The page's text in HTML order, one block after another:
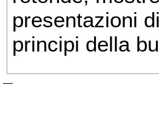
presentazioni
principi della